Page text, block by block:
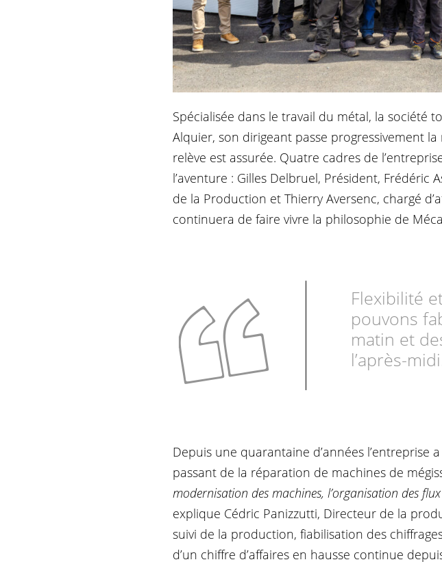
Spécialisée dans le travail du métal, la société
Alquier, son dirigeant passe progressivement
relève est assurée. Quatre cadres de
l’aventure : Gilles Delbruel, Président,
de la Production et Thierry Aversenc, chargé
continuera de faire vivre la philosophie de
Flexibilité
pouvons
matin et
l’après-
Depuis une quarantaine d’années
passant de la réparation de machines de
modernisation des machines, l’organisation des
explique Cédric Panizzutti, Directeur de la
suivi de la production, fiabilisation des
d’un chiffre d’affaires en hausse continue